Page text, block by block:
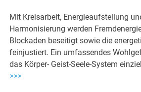
Mit Kreisarbeit, Energieaufstellung
Harmonisierung werden
Blockaden beseitigt sowie die
feinjustiert. Ein umfassendes
das Körper- Geist-Seele-System
>>>